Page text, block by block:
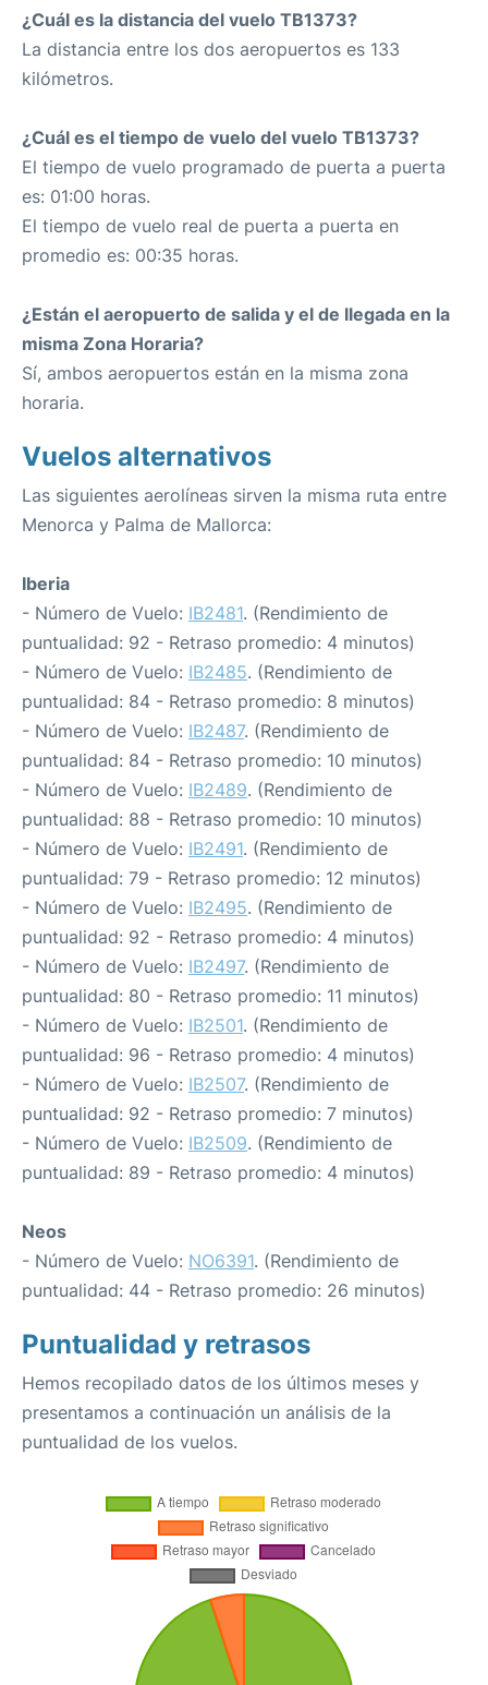
¿Cuál es la distancia del vuelo TB1373?
La distancia entre los dos aeropuertos es 133
kilómetros.
¿Cuál es el tiempo de vuelo del vuelo TB1373?
El tiempo de vuelo programado de puerta a puerta
es: 01:00 horas.
El tiempo de vuelo real de puerta a puerta en
promedio es: 00:35 horas.
¿Están el aeropuerto de salida y el de llegada en la
misma Zona Horaria?
Sí, ambos aeropuertos están en la misma zona
horaria.
Vuelos alternativos
Las siguientes aerolíneas sirven la misma ruta entre
Menorca y Palma de Mallorca:
Iberia
- Número de Vuelo: IB2481. (Rendimiento de
puntualidad: 92 - Retraso promedio: 4 minutos)
- Número de Vuelo: IB2485. (Rendimiento de
puntualidad: 84 - Retraso promedio: 8 minutos)
- Número de Vuelo: IB2487. (Rendimiento de
puntualidad: 84 - Retraso promedio: 10 minutos)
- Número de Vuelo: IB2489. (Rendimiento de
puntualidad: 88 - Retraso promedio: 10 minutos)
- Número de Vuelo: IB2491. (Rendimiento de
puntualidad: 79 - Retraso promedio: 12 minutos)
- Número de Vuelo: IB2495. (Rendimiento de
puntualidad: 92 - Retraso promedio: 4 minutos)
- Número de Vuelo: IB2497. (Rendimiento de
puntualidad: 80 - Retraso promedio: 11 minutos)
- Número de Vuelo: IB2501. (Rendimiento de
puntualidad: 96 - Retraso promedio: 4 minutos)
- Número de Vuelo: IB2507. (Rendimiento de
puntualidad: 92 - Retraso promedio: 7 minutos)
- Número de Vuelo: IB2509. (Rendimiento de
puntualidad: 89 - Retraso promedio: 4 minutos)
Neos
- Número de Vuelo: NO6391. (Rendimiento de
puntualidad: 44 - Retraso promedio: 26 minutos)
Puntualidad y retrasos
Hemos recopilado datos de los últimos meses y
presentamos a continuación un análisis de la
puntualidad de los vuelos.